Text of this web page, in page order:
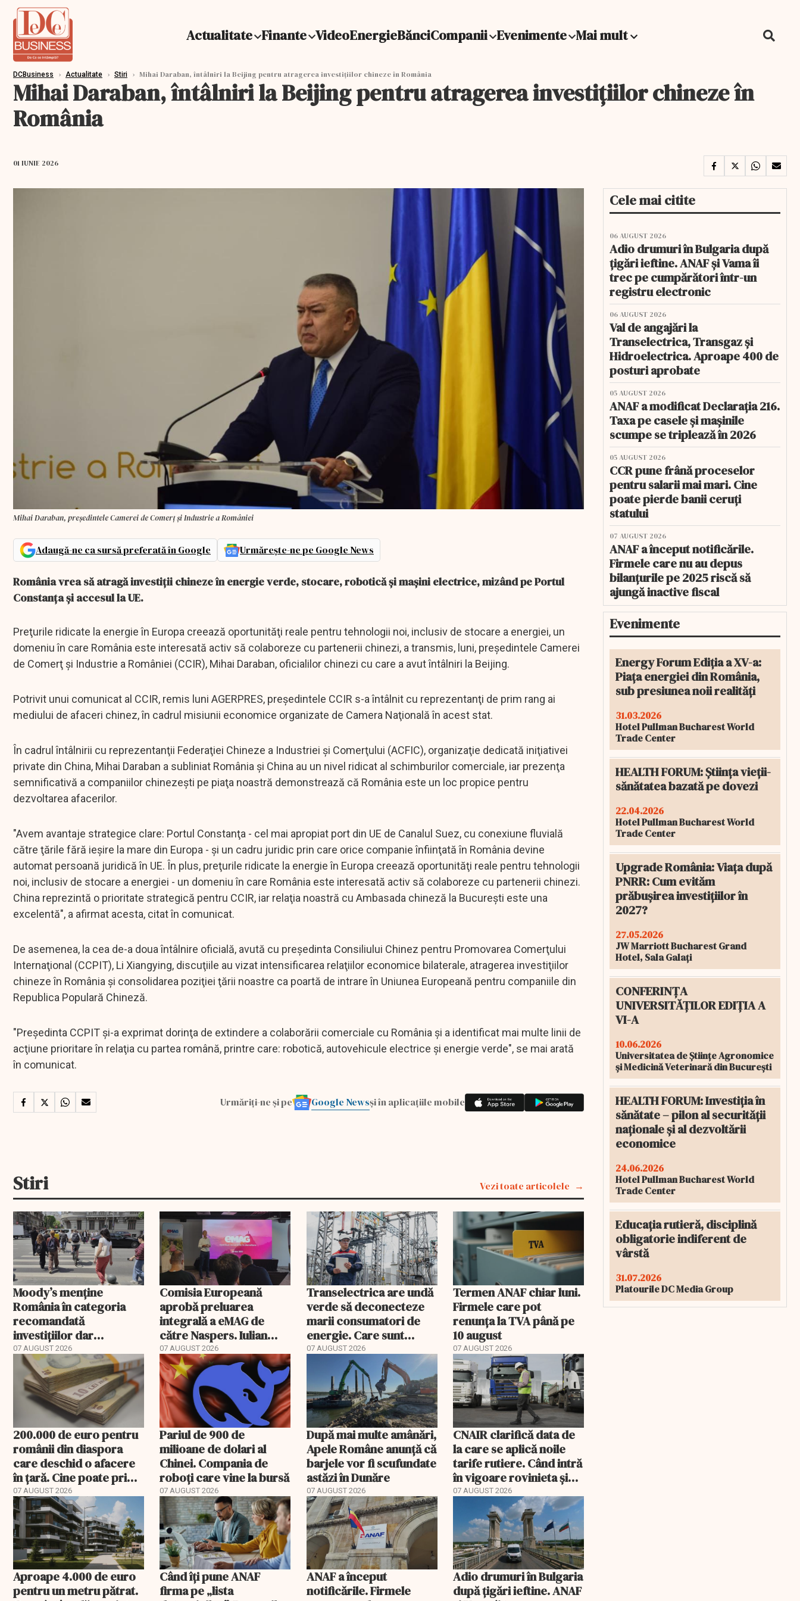
Actualitate Finante VideoEnergieBănciCompanii Evenimente Mai mult
DCBusiness › Actualitate › Stiri › Mihai Daraban, întâlniri la Beijing pentru atragerea investițiilor chineze în România
Mihai Daraban, întâlniri la Beijing pentru atragerea investițiilor chineze în
România
01 IUNIE 2026
Mihai Daraban, președintele Camerei de Comerț și Industrie a României
Adaugă-ne ca sursă preferată în Google Urmărește-ne pe Google News
România vrea să atragă investiții chineze în energie verde, stocare, robotică și mașini electrice, mizând pe Portul
Constanța și accesul la UE.
Preţurile ridicate la energie în Europa creează oportunităţi reale pentru tehnologii noi, inclusiv de stocare a energiei, un
domeniu în care România este interesată activ să colaboreze cu partenerii chinezi, a transmis, luni, preşedintele Camerei
de Comerţ şi Industrie a României (CCIR), Mihai Daraban, oficialilor chinezi cu care a avut întâlniri la Beijing.
Potrivit unui comunicat al CCIR, remis luni AGERPRES, preşedintele CCIR s-a întâlnit cu reprezentanţi de prim rang ai
mediului de afaceri chinez, în cadrul misiunii economice organizate de Camera Naţională în acest stat.
În cadrul întâlnirii cu reprezentanţii Federaţiei Chineze a Industriei şi Comerţului (ACFIC), organizaţie dedicată iniţiativei
private din China, Mihai Daraban a subliniat România şi China au un nivel ridicat al schimburilor comerciale, iar prezenţa
semnificativă a companiilor chinezeşti pe piaţa noastră demonstrează că România este un loc propice pentru
dezvoltarea afacerilor.
"Avem avantaje strategice clare: Portul Constanţa - cel mai apropiat port din UE de Canalul Suez, cu conexiune fluvială
către ţările fără ieşire la mare din Europa - şi un cadru juridic prin care orice companie înfiinţată în România devine
automat persoană juridică în UE. În plus, preţurile ridicate la energie în Europa creează oportunităţi reale pentru tehnologii
noi, inclusiv de stocare a energiei - un domeniu în care România este interesată activ să colaboreze cu partenerii chinezi.
China reprezintă o prioritate strategică pentru CCIR, iar relaţia noastră cu Ambasada chineză la Bucureşti este una
excelentă", a afirmat acesta, citat în comunicat.
De asemenea, la cea de-a doua întâlnire oficială, avută cu preşedinta Consiliului Chinez pentru Promovarea Comerţului
Internaţional (CCPIT), Li Xiangying, discuţiile au vizat intensificarea relaţiilor economice bilaterale, atragerea investiţiilor
chineze în România şi consolidarea poziţiei ţării noastre ca poartă de intrare în Uniunea Europeană pentru companiile din
Republica Populară Chineză.
"Preşedinta CCPIT şi-a exprimat dorinţa de extindere a colaborării comerciale cu România şi a identificat mai multe linii de
acţiune prioritare în relaţia cu partea română, printre care: robotică, autovehicule electrice şi energie verde", se mai arată
în comunicat.
Urmăriți-ne și pe Google Newsși în aplicațiile mobile
Stiri Vezi toate articolele
Moody’s menține
România în categoria
recomandată
investițiilor dar
transmite un
avertisment
07 AUGUST 2026
Comisia Europeană
aprobă preluarea
integrală a eMAG de
către Naspers. Iulian
Stanciu iese din
acționariat
07 AUGUST 2026
Transelectrica are undă
verde să deconecteze
marii consumatori de
energie. Care sunt
condițiile
07 AUGUST 2026
Termen ANAF chiar luni.
Firmele care pot
renunța la TVA până pe
10 august
07 AUGUST 2026
200.000 de euro pentru
românii din diaspora
care deschid o afacere
în țară. Cine poate primi
banii și ce trebuie
rambursat
07 AUGUST 2026
Pariul de 900 de
milioane de dolari al
Chinei. Compania de
roboți care vine la bursă
07 AUGUST 2026
După mai multe amânări,
Apele Române anunță că
barjele vor fi scufundate
astăzi în Dunăre
07 AUGUST 2026
CNAIR clarifică data de
la care se aplică noile
tarife rutiere. Când intră
în vigoare rovinieta și
TollRo
07 AUGUST 2026
Aproape 4.000 de euro
pentru un metru pătrat.
Când îți pune ANAF
firma pe „lista
ANAF a început
notificările. Firmele
Adio drumuri în Bulgaria
după țigări ieftine. ANAF
Cele mai citite
06 AUGUST 2026
Adio drumuri în Bulgaria după
țigări ieftine. ANAF și Vama îi
trec pe cumpărători într-un
registru electronic
06 AUGUST 2026
Val de angajări la
Transelectrica, Transgaz și
Hidroelectrica. Aproape 400 de
posturi aprobate
05 AUGUST 2026
ANAF a modificat Declarația 216.
Taxa pe casele și mașinile
scumpe se triplează în 2026
05 AUGUST 2026
CCR pune frână proceselor
pentru salarii mai mari. Cine
poate pierde banii ceruți
statului
07 AUGUST 2026
ANAF a început notificările.
Firmele care nu au depus
bilanțurile pe 2025 riscă să
ajungă inactive fiscal
Evenimente
Energy Forum Ediția a XV-a:
Piața energiei din România,
sub presiunea noii realități
31.03.2026
Hotel Pullman Bucharest World
Trade Center
HEALTH FORUM: Știința vieții-
sănătatea bazată pe dovezi
22.04.2026
Hotel Pullman Bucharest World
Trade Center
Upgrade România: Viața după
PNRR: Cum evităm
prăbușirea investițiilor în
2027?
27.05.2026
JW Marriott Bucharest Grand
Hotel, Sala Galați
CONFERINȚA
UNIVERSITĂȚILOR EDIȚIA A
VI-A
10.06.2026
Universitatea de Științe Agronomice
și Medicină Veterinară din București
HEALTH FORUM: Investiția în
sănătate – pilon al securității
naționale și al dezvoltării
economice
24.06.2026
Hotel Pullman Bucharest World
Trade Center
Educația rutieră, disciplină
obligatorie indiferent de
vârstă
31.07.2026
Platourile DC Media Group